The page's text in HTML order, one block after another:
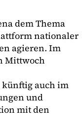
dem Thema
nationaler
agieren. Im
Mittwoch
auch im
und
mit den